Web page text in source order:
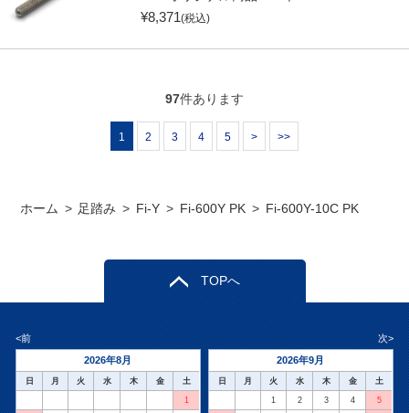
¥8,371(税込)
97件あります
1 2 3 4 5 > >>
ホーム > 足踏み > Fi-Y > Fi-600Y PK > Fi-600Y-10C PK
TOPへ
<前
次>
2026年8月
日 月 火 水 木 金 土
1
2026年9月
日 月 火 水 木 金 土
1 2 3 4 5